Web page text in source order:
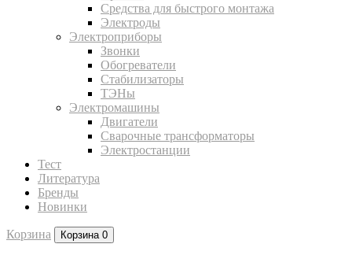
Средства для быстрого монтажа
Электроды
Электроприборы
Звонки
Обогреватели
Стабилизаторы
ТЭНы
Электромашины
Двигатели
Сварочные трансформаторы
Электростанции
Тест
Литература
Бренды
Новинки
Корзина Корзина 0